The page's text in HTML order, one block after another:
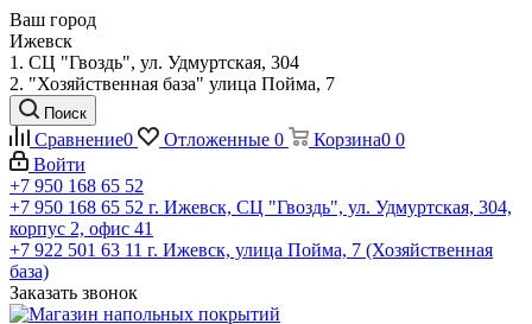
Ваш город
Ижевск
1. СЦ "Гвоздь", ул. Удмуртская, 304
2. "Хозяйственная база" улица Пойма, 7
Поиск
Сравнение0 Отложенные 0 Корзина0 0
Войти
+7 950 168 65 52
+7 950 168 65 52 г. Ижевск, СЦ "Гвоздь", ул. Удмуртская, 304,
корпус 2, офис 41
+7 922 501 63 11 г. Ижевск, улица Пойма, 7 (Хозяйственная
база)
Заказать звонок